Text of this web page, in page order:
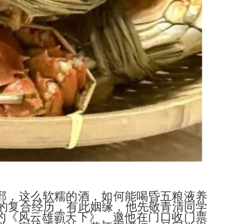
这么软糯的酒，如何能喝昏五粮液养
复合经历，有此姻缘，他先敬青清同学
《风云雄霸天下》、邀他在门口收门票